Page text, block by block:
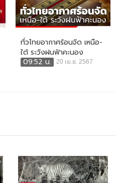
ทั่วไทยอากาศร้อนจัด เหนือ-
ใต้ ระวังฝนฟ้าคะนอง
09:52 น.
20 เม.ย. 2567